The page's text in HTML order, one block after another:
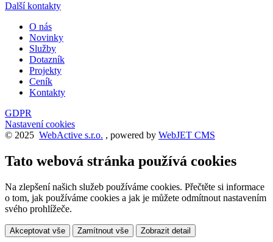
Další kontakty
O nás
Novinky
Služby
Dotazník
Projekty
Ceník
Kontakty
GDPR
Nastavení cookies
© 2025 WebActive s.r.o. , powered by WebJET CMS
Tato webová stránka používá cookies
Na zlepšení našich služeb používáme cookies. Přečtěte si informace
o tom, jak používáme cookies a jak je můžete odmítnout nastavením
svého prohlížeče.
Akceptovat vše Zamítnout vše Zobrazit detail